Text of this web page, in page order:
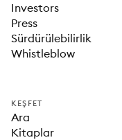
Investors
Press
Sürdürülebilirlik
Whistleblow
KEŞFET
Ara
Kitaplar